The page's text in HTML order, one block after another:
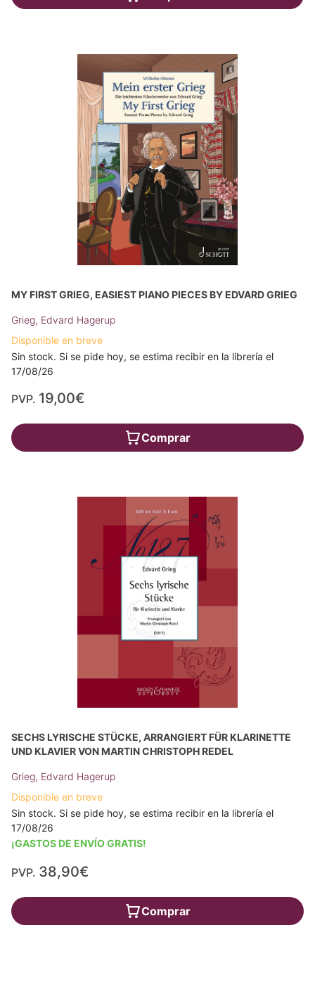
MY FIRST GRIEG, EASIEST PIANO PIECES BY EDVARD GRIEG
Grieg, Edvard Hagerup
Disponible en breve
Sin stock. Si se pide hoy, se estima recibir en la librería el
17/08/26
PVP. 19,00€
Comprar
SECHS LYRISCHE STÜCKE, ARRANGIERT FÜR KLARINETTE
UND KLAVIER VON MARTIN CHRISTOPH REDEL
Grieg, Edvard Hagerup
Disponible en breve
Sin stock. Si se pide hoy, se estima recibir en la librería el
17/08/26
¡GASTOS DE ENVÍO GRATIS!
PVP. 38,90€
Comprar